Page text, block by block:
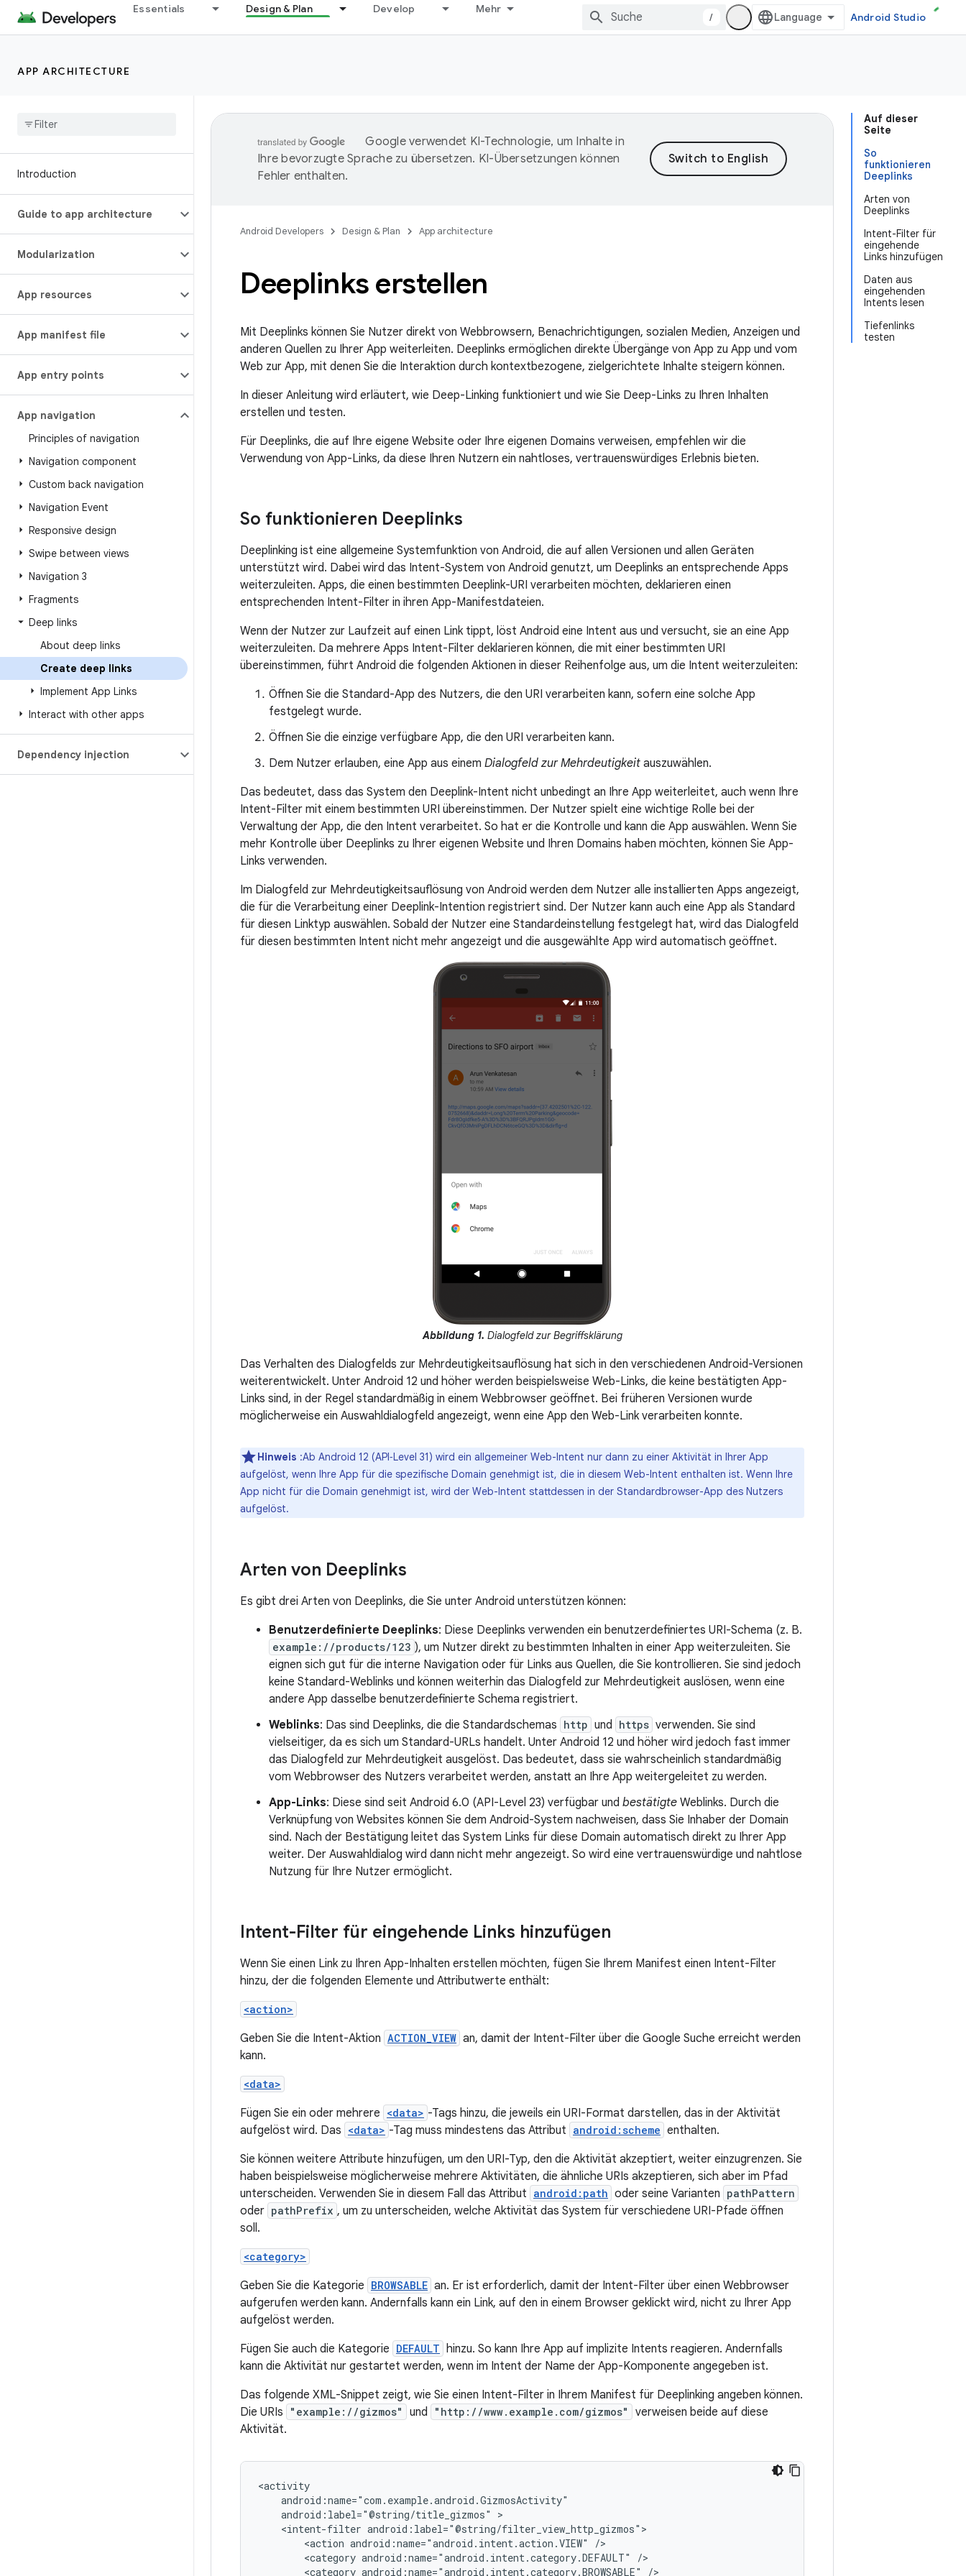
Essentials Design & Plan Develop Mehr
/ Android Studio
APP ARCHITECTURE
Introduction
Guide to app architecture
Modularization
App resources
App manifest file
App entry points
App navigation
Principles of navigation
Navigation component
Custom back navigation
Navigation Event
Responsive design
Swipe between views
Navigation 3
Fragments
Deep links
About deep links
Create deep links
Implement App Links
Interact with other apps
Dependency injection
Auf dieser
Seite
So
funktionieren
Deeplinks
Arten von
Deeplinks
Intent-Filter für
eingehende
Links hinzufügen
Daten aus
eingehenden
Intents lesen
Tiefenlinks
testen
Google verwendet KI-Technologie, um Inhalte in
Ihre bevorzugte Sprache zu übersetzen. KI-Übersetzungen können
Fehler enthalten.
Android Developers Design & Plan App architecture
Deeplinks erstellen
Mit Deeplinks können Sie Nutzer direkt von Webbrowsern, Benachrichtigungen, sozialen Medien, Anzeigen und
anderen Quellen zu Ihrer App weiterleiten. Deeplinks ermöglichen direkte Übergänge von App zu App und vom
Web zur App, mit denen Sie die Interaktion durch kontextbezogene, zielgerichtete Inhalte steigern können.
In dieser Anleitung wird erläutert, wie Deep-Linking funktioniert und wie Sie Deep-Links zu Ihren Inhalten
erstellen und testen.
Für Deeplinks, die auf Ihre eigene Website oder Ihre eigenen Domains verweisen, empfehlen wir die
Verwendung von App-Links, da diese Ihren Nutzern ein nahtloses, vertrauenswürdiges Erlebnis bieten.
So funktionieren Deeplinks
Deeplinking ist eine allgemeine Systemfunktion von Android, die auf allen Versionen und allen Geräten
unterstützt wird. Dabei wird das Intent-System von Android genutzt, um Deeplinks an entsprechende Apps
weiterzuleiten. Apps, die einen bestimmten Deeplink-URI verarbeiten möchten, deklarieren einen
entsprechenden Intent-Filter in ihren App-Manifestdateien.
Wenn der Nutzer zur Laufzeit auf einen Link tippt, löst Android eine Intent aus und versucht, sie an eine App
weiterzuleiten. Da mehrere Apps Intent-Filter deklarieren können, die mit einer bestimmten URI
übereinstimmen, führt Android die folgenden Aktionen in dieser Reihenfolge aus, um die Intent weiterzuleiten:
Öffnen Sie die Standard-App des Nutzers, die den URI verarbeiten kann, sofern eine solche App
festgelegt wurde.
Öffnen Sie die einzige verfügbare App, die den URI verarbeiten kann.
Dem Nutzer erlauben, eine App aus einem Dialogfeld zur Mehrdeutigkeit auszuwählen.
Das bedeutet, dass das System den Deeplink-Intent nicht unbedingt an Ihre App weiterleitet, auch wenn Ihre
Intent-Filter mit einem bestimmten URI übereinstimmen. Der Nutzer spielt eine wichtige Rolle bei der
Verwaltung der App, die den Intent verarbeitet. So hat er die Kontrolle und kann die App auswählen. Wenn Sie
mehr Kontrolle über Deeplinks zu Ihrer eigenen Website und Ihren Domains haben möchten, können Sie App-
Links verwenden.
Im Dialogfeld zur Mehrdeutigkeitsauflösung von Android werden dem Nutzer alle installierten Apps angezeigt,
die für die Verarbeitung einer Deeplink-Intention registriert sind. Der Nutzer kann auch eine App als Standard
für diesen Linktyp auswählen. Sobald der Nutzer eine Standardeinstellung festgelegt hat, wird das Dialogfeld
für diesen bestimmten Intent nicht mehr angezeigt und die ausgewählte App wird automatisch geöffnet.
Abbildung 1. Dialogfeld zur Begriffsklärung
Das Verhalten des Dialogfelds zur Mehrdeutigkeitsauflösung hat sich in den verschiedenen Android-Versionen
weiterentwickelt. Unter Android 12 und höher werden beispielsweise Web-Links, die keine bestätigten App-
Links sind, in der Regel standardmäßig in einem Webbrowser geöffnet. Bei früheren Versionen wurde
möglicherweise ein Auswahldialogfeld angezeigt, wenn eine App den Web-Link verarbeiten konnte.
Hinweis :Ab Android 12 (API‑Level 31) wird ein allgemeiner Web-Intent nur dann zu einer Aktivität in Ihrer App
aufgelöst, wenn Ihre App für die spezifische Domain genehmigt ist, die in diesem Web-Intent enthalten ist. Wenn Ihre
App nicht für die Domain genehmigt ist, wird der Web-Intent stattdessen in der Standardbrowser-App des Nutzers
aufgelöst.
Arten von Deeplinks
Es gibt drei Arten von Deeplinks, die Sie unter Android unterstützen können:
Benutzerdefinierte Deeplinks: Diese Deeplinks verwenden ein benutzerdefiniertes URI-Schema (z. B.
example://products/123 ), um Nutzer direkt zu bestimmten Inhalten in einer App weiterzuleiten. Sie
eignen sich gut für die interne Navigation oder für Links aus Quellen, die Sie kontrollieren. Sie sind jedoch
keine Standard-Weblinks und können weiterhin das Dialogfeld zur Mehrdeutigkeit auslösen, wenn eine
andere App dasselbe benutzerdefinierte Schema registriert.
Weblinks: Das sind Deeplinks, die die Standardschemas http und https verwenden. Sie sind
vielseitiger, da es sich um Standard-URLs handelt. Unter Android 12 und höher wird jedoch fast immer
das Dialogfeld zur Mehrdeutigkeit ausgelöst. Das bedeutet, dass sie wahrscheinlich standardmäßig
vom Webbrowser des Nutzers verarbeitet werden, anstatt an Ihre App weitergeleitet zu werden.
App-Links: Diese sind seit Android 6.0 (API-Level 23) verfügbar und bestätigte Weblinks. Durch die
Verknüpfung von Websites können Sie dem Android-System nachweisen, dass Sie Inhaber der Domain
sind. Nach der Bestätigung leitet das System Links für diese Domain automatisch direkt zu Ihrer App
weiter. Der Auswahldialog wird dann nicht mehr angezeigt. So wird eine vertrauenswürdige und nahtlose
Nutzung für Ihre Nutzer ermöglicht.
Intent-Filter für eingehende Links hinzufügen
Wenn Sie einen Link zu Ihren App-Inhalten erstellen möchten, fügen Sie Ihrem Manifest einen Intent-Filter
hinzu, der die folgenden Elemente und Attributwerte enthält:
<action>
Geben Sie die Intent-Aktion ACTION_VIEW an, damit der Intent-Filter über die Google Suche erreicht werden
kann.
<data>
Fügen Sie ein oder mehrere <data> -Tags hinzu, die jeweils ein URI-Format darstellen, das in der Aktivität
aufgelöst wird. Das <data> -Tag muss mindestens das Attribut android:scheme enthalten.
Sie können weitere Attribute hinzufügen, um den URI-Typ, den die Aktivität akzeptiert, weiter einzugrenzen. Sie
haben beispielsweise möglicherweise mehrere Aktivitäten, die ähnliche URIs akzeptieren, sich aber im Pfad
unterscheiden. Verwenden Sie in diesem Fall das Attribut android:path oder seine Varianten pathPattern
oder pathPrefix , um zu unterscheiden, welche Aktivität das System für verschiedene URI-Pfade öffnen
soll.
<category>
Geben Sie die Kategorie BROWSABLE an. Er ist erforderlich, damit der Intent-Filter über einen Webbrowser
aufgerufen werden kann. Andernfalls kann ein Link, auf den in einem Browser geklickt wird, nicht zu Ihrer App
aufgelöst werden.
Fügen Sie auch die Kategorie DEFAULT hinzu. So kann Ihre App auf implizite Intents reagieren. Andernfalls
kann die Aktivität nur gestartet werden, wenn im Intent der Name der App-Komponente angegeben ist.
Das folgende XML-Snippet zeigt, wie Sie einen Intent-Filter in Ihrem Manifest für Deeplinking angeben können.
Die URIs
"example://gizmos" und "http://www.example.com/gizmos"
verweisen beide auf diese
Aktivität.
android:label="@string/title_gizmos"
<intent-filter
<action android:name="android.intent.action.VIEW"
<category android:name="android.intent.category.DEFAULT"
<category android:name="android.intent.category.BROWSABLE"